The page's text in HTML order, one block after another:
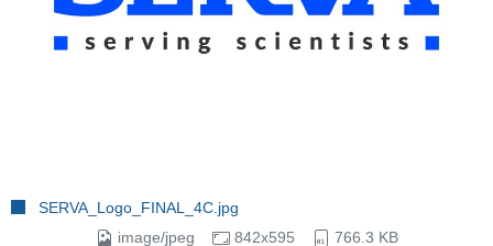
SERVA_Logo_FINAL_4C.jpg
image/jpeg
842x595 766.3 KB